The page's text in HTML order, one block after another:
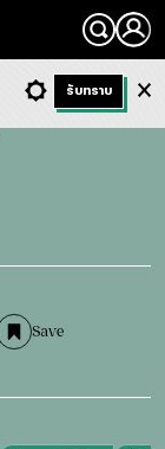
Search
Save
Dark ฟังข่าว
รับทราบ